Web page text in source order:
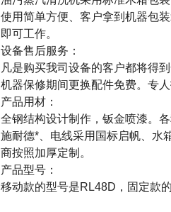
使用简单方便、客户拿到机器包
即可工作。
设备售后服务：
凡是购买我司设备的客户都将得
机器保修期间更换配件免费。专人
产品用材：
全钢结构设计制作，钣金喷漆。
施耐德*、电线采用国标启帆、水
商按照加厚定制。
产品型号：
移动款的型号是RL48D ，固定款